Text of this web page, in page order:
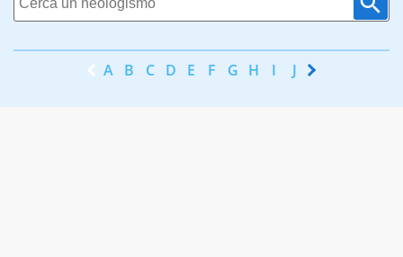
A B C D E F G H I J K